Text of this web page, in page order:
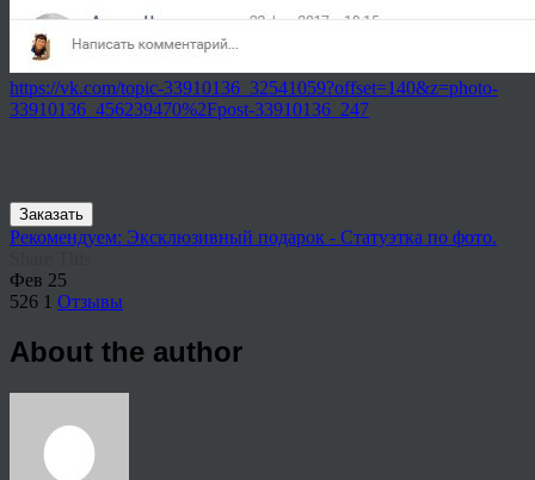
https://vk.com/topic-33910136_32541059?offset=140&z=photo-
33910136_456239470%2Fpost-33910136_247
Заказать
Рекомендуем: Эксклюзивный подарок - Статуэтка по фото.
Фев 25
526 1 Отзывы
About the author